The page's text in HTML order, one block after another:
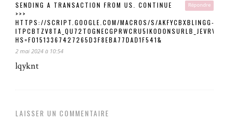
Répondre
SENDING A TRANSACTION FROM US. CONTINUE
>>>
HTTPS://SCRIPT.GOOGLE.COM/MACROS/S/AKFYCBXBLINGG-
HS=F01513367427265D3F8EBA77DAD1F541&
2 mai 2024 à 10:54
lqyknt
LAISSER UN COMMENTAIRE